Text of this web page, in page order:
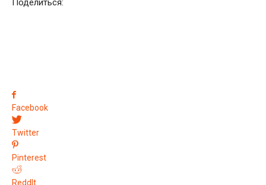
Поделиться:
Facebook
Twitter
Pinterest
ReddIt